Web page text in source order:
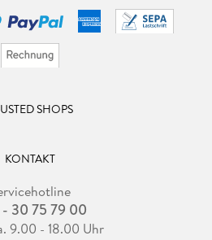
SHOPS
KONTAKT
30 75 79 00
9.00 - 18.00 Uhr